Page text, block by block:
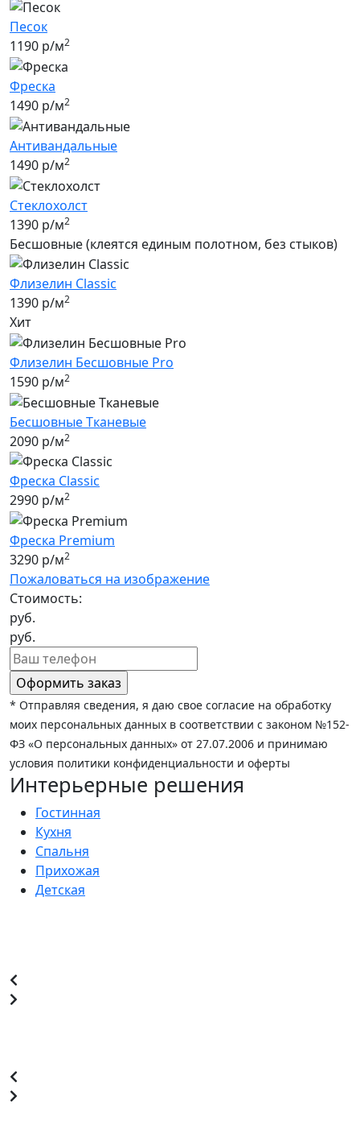
Песок
1190 р/м2
Фреска
1490 р/м2
Антивандальные
1490 р/м2
Стеклохолст
1390 р/м2
Бесшовные (клеятся единым полотном, без стыков)
Флизелин Classic
1390 р/м2
Хит
Флизелин Бесшовные Pro
1590 р/м2
Бесшовные Tканевые
2090 р/м2
Фреска Classic
2990 р/м2
Фреска Premium
3290 р/м2
Пожаловаться на изображение
Стоимость:
руб.
руб.
* Отправляя сведения, я даю свое согласие на обработку
моих персональных данных в соответствии с законом №152-
ФЗ «О персональных данных» от 27.07.2006 и принимаю
условия политики конфиденциальности и оферты
Интерьерные решения
Гостинная
Кухня
Спальня
Прихожая
Детская